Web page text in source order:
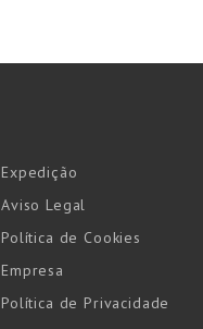
Expedição
Aviso Legal
Política de Cookies
Empresa
Política de Privacidade